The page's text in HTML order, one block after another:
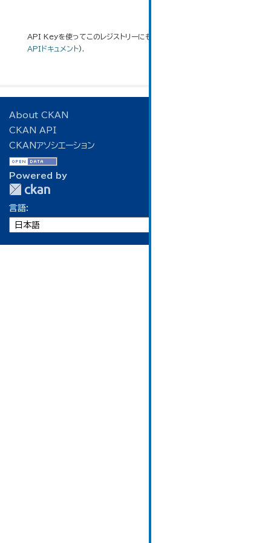
API Keyを使ってこのレジストリーにもアクセス可能です
APIドキュメント).
About CKAN
CKAN API
CKANアソシエーション
Powered by
言語